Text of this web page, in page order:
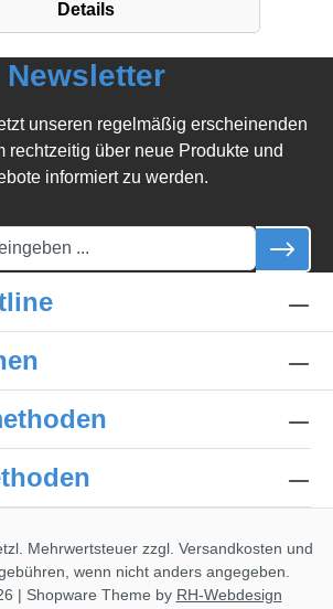
Details
Newsletter
unseren regelmäßig erscheinenden
rechtzeitig über neue Produkte und
informiert zu werden.
Mehrwertsteuer zzgl. Versandkosten und
wenn nicht anders angegeben.
| Shopware Theme by RH-Webdesign